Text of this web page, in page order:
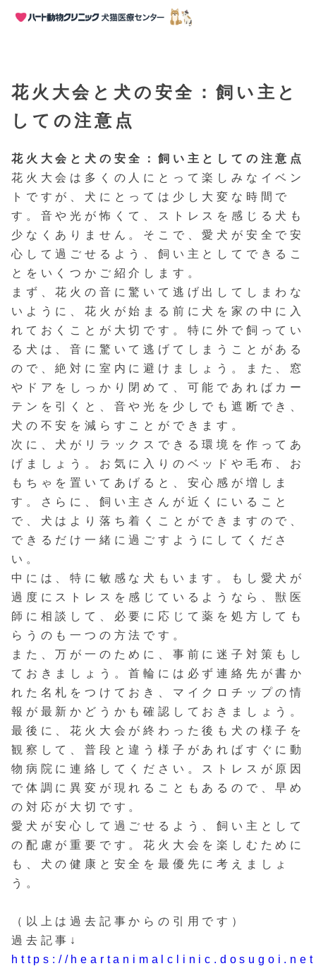
HOME>動物お役立ち情報>
花火大会と犬の安全：飼い主と
しての注意点
花火大会と犬の安全：飼い主としての注意点
花火大会は多くの人にとって楽しみなイベン
トですが、犬にとっては少し大変な時間で
す。音や光が怖くて、ストレスを感じる犬も
少なくありません。そこで、愛犬が安全で安
心して過ごせるよう、飼い主としてできるこ
とをいくつかご紹介します。
まず、花火の音に驚いて逃げ出してしまわな
いように、花火が始まる前に犬を家の中に入
れておくことが大切です。特に外で飼ってい
る犬は、音に驚いて逃げてしまうことがある
ので、絶対に室内に避けましょう。また、窓
やドアをしっかり閉めて、可能であればカー
テンを引くと、音や光を少しでも遮断でき、
犬の不安を減らすことができます。
次に、犬がリラックスできる環境を作ってあ
げましょう。お気に入りのベッドや毛布、お
もちゃを置いてあげると、安心感が増しま
す。さらに、飼い主さんが近くにいること
で、犬はより落ち着くことができますので、
できるだけ一緒に過ごすようにしてくださ
い。
中には、特に敏感な犬もいます。もし愛犬が
過度にストレスを感じているようなら、獣医
師に相談して、必要に応じて薬を処方しても
らうのも一つの方法です。
また、万が一のために、事前に迷子対策もし
ておきましょう。首輪には必ず連絡先が書か
れた名札をつけておき、マイクロチップの情
報が最新かどうかも確認しておきましょう。
最後に、花火大会が終わった後も犬の様子を
観察して、普段と違う様子があればすぐに動
物病院に連絡してください。ストレスが原因
で体調に異変が現れることもあるので、早め
の対応が大切です。
愛犬が安心して過ごせるよう、飼い主として
の配慮が重要です。花火大会を楽しむために
も、犬の健康と安全を最優先に考えましょ
う。
（以上は過去記事からの引用です）
過去記事↓
https://